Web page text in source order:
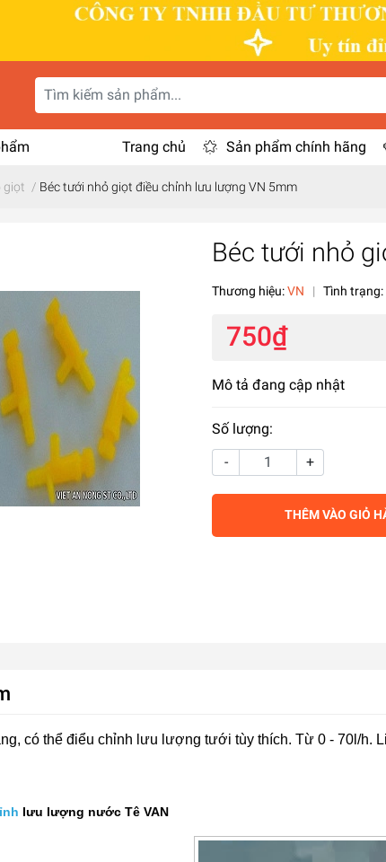
Trang chủ Sản phẩm chính hãng
giọt / Béc tưới nhỏ giọt điều chỉnh lưu lượng VN 5mm
Béc tưới nhỏ
Thương hiệu:VN | Tình trạng:
750₫
Mô tả đang cập nhật
Số lượng:
-
+
THÊM VÀO GIỎ
có thể điểu chỉnh lưu lượng tưới tùy thích. Từ 0 - 70l/h.
lưu lượng nước Tê VAN